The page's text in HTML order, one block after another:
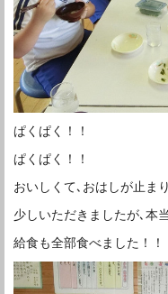
ぱくぱく！！
ぱくぱく！！
おいしくて､おはしが止ま
少しいただきましたが､本
給食も全部食べました！！